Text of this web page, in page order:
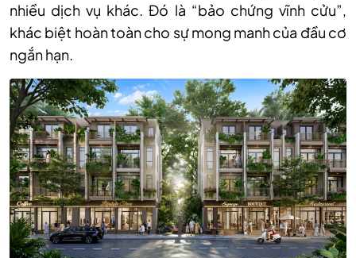
nhiều dịch vụ khác. Đó là “bảo chứng vĩnh cửu”,
khác biệt hoàn toàn cho sự mong manh của đầu cơ
ngắn hạn.